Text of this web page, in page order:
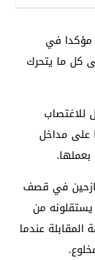
مؤكدا في
كل ما يتحرك
للاغتصاب
على مداخل
في قصف
من
عندما